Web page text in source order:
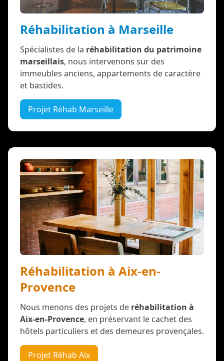
Réhabilitation à Marseille
Spécialistes de la réhabilitation du patrimoine
marseillais, nous intervenons sur des
immeubles anciens, appartements de caractère
et bastides.
Projet Réhab Marseille
Réhabilitation à Aix-en-
Provence
Nous menons des projets de réhabilitation à
Aix-en-Provence, en préservant le cachet des
hôtels particuliers et des demeures provençales.
Projet Réhab Aix